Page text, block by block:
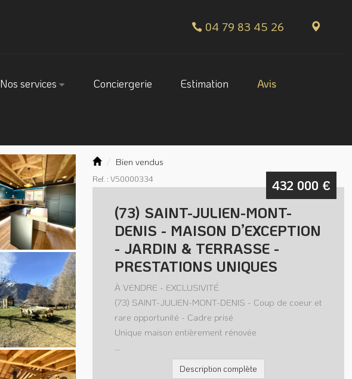
04 79 83 45 26
Nos services Conciergerie Estimation Avis
Bien vendus
Ref. : V50000334 432 000 €
(73) SAINT-JULIEN-MONT-
DENIS - MAISON D’EXCEPTION
- JARDIN & TERRASSE -
PRESTATIONS UNIQUES
À VENDRE - EXCLUSIVITÉ
(73) SAINT-JULIEN-MONT-DENIS - Coup de coeur et
rare opportunité - Cadre prisé
Unique maison entièrement rénovée
Description complète